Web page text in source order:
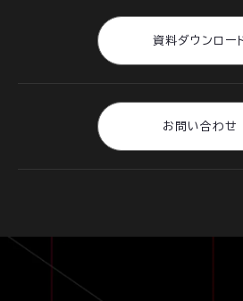
資料ダウンロー
お問い合わせ